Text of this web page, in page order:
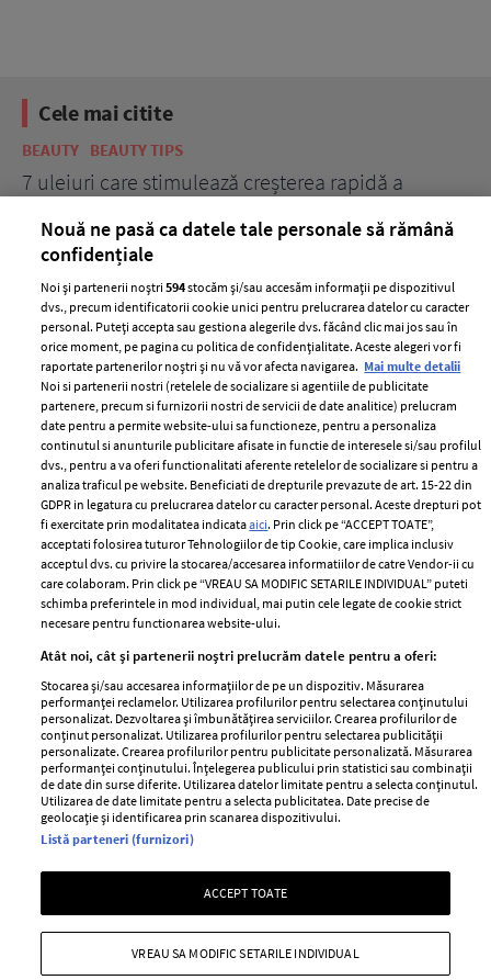
Cele mai citite
BEAUTY BEAUTY TIPS
7 uleiuri care stimulează creșterea rapidă a
ELLE Style Awards
2024
Despre ELLE
Romania
Contact
Abonamente
Termeni si conditii
Politica de
confidențialitate
Politica de cookies
Publicitate
GSP
Unica
Baby
Retete
femei
Viva
Avantaje
Retete practice
Pariază responsabil! Decizia ONJN nr. 821/25.09.2025.
Jocurile de noroc sunt interzise minorilor.
Copyright © 2026 Ringier Romania SRL
Nouă ne pasă ca datele tale personale să rămână
confidențiale
Noi și partenerii noștri594stocăm și/sau accesăm informații pe dispozitivul
dvs., precum identificatorii cookie unici pentru prelucrarea datelor cu caracter
personal. Puteți accepta sau gestiona alegerile dvs. făcând clic mai jos sau în
orice moment, pe pagina cu politica de confidențialitate. Aceste alegeri vor fi
raportate partenerilor noștri și nu vă vor afecta navigarea. Mai multe detalii
Noi si partenerii nostri (retelele de socializare si agentiile de publicitate
partenere, precum si furnizorii nostri de servicii de date analitice) prelucram
date pentru a permite website-ului sa functioneze, pentru a personaliza
continutul si anunturile publicitare afisate in functie de interesele si/sau profilul
dvs., pentru a va oferi functionalitati aferente retelelor de socializare si pentru a
analiza traficul pe website. Beneficiati de drepturile prevazute de art. 15-22 din
GDPR in legatura cu prelucrarea datelor cu caracter personal. Aceste drepturi pot
fi exercitate prin modalitatea indicataaici. Prin click pe “ACCEPT TOATE”,
acceptati folosirea tuturor Tehnologiilor de tip Cookie, care implica inclusiv
acceptul dvs. cu privire la stocarea/accesarea informatiilor de catre Vendor-ii cu
care colaboram. Prin click pe “VREAU SA MODIFIC SETARILE INDIVIDUAL” puteti
schimba preferintele in mod individual, mai putin cele legate de cookie strict
necesare pentru functionarea website-ului.
Atât noi, cât și partenerii noștri prelucrăm datele pentru a oferi:
Stocarea și/sau accesarea informațiilor de pe un dispozitiv. Măsurarea
performanței reclamelor. Utilizarea profilurilor pentru selectarea conținutului
personalizat. Dezvoltarea și îmbunătățirea serviciilor. Crearea profilurilor de
conținut personalizat. Utilizarea profilurilor pentru selectarea publicității
personalizate. Crearea profilurilor pentru publicitate personalizată. Măsurarea
performanței conținutului. Înțelegerea publicului prin statistici sau combinații
de date din surse diferite. Utilizarea datelor limitate pentru a selecta conținutul.
Utilizarea de date limitate pentru a selecta publicitatea. Date precise de
geolocație și identificarea prin scanarea dispozitivului.
Listă parteneri (furnizori)
ACCEPT TOATE
VREAU SA MODIFIC SETARILE INDIVIDUAL